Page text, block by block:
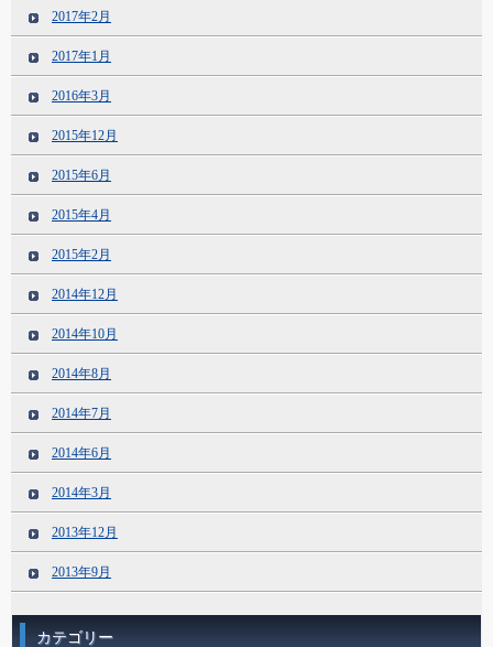
2017年2月
2017年1月
2016年3月
2015年12月
2015年6月
2015年4月
2015年2月
2014年12月
2014年10月
2014年8月
2014年7月
2014年6月
2014年3月
2013年12月
2013年9月
カテゴリー